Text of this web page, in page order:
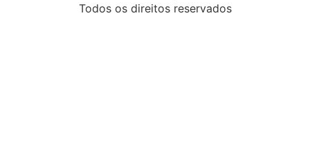
Todos os direitos reservados